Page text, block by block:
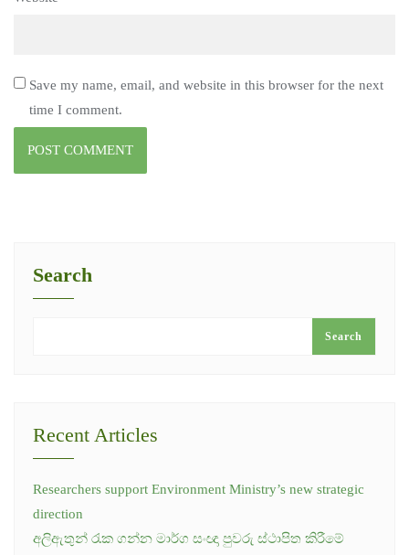
Save my name, email, and website in this browser for the next
time I comment.
Search
Search
Recent Articles
Researchers support Environment Ministry’s new strategic
direction
අලිඇතුන් රැක ගන්න මාර්ග සංඥා පුවරු ස්ථාපිත කිරීමේ